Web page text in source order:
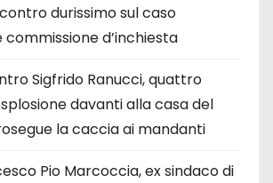
durissimo sul caso
d’inchiesta
Sigfrido Ranucci, quattro
davanti alla casa del
la caccia ai mandanti
Pio Marcoccia, ex sindaco di